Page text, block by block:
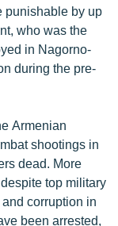
punishable by up
who was the
in Nagorno-
during the pre-
Armenian
shootings in
dead. More
top military
corruption in
been arrested,